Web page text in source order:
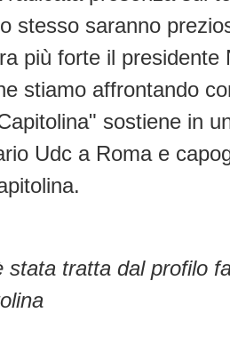
stesso saranno
più forte il presidente
stiamo affrontando
sostiene in
Udc a Roma e
stata tratta dal profilo